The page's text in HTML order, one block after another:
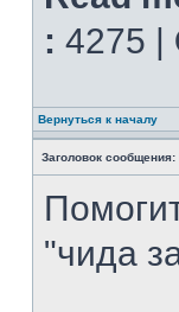
: 4275 |
Вернуться к началу
Заголовок сообщения:
"чида